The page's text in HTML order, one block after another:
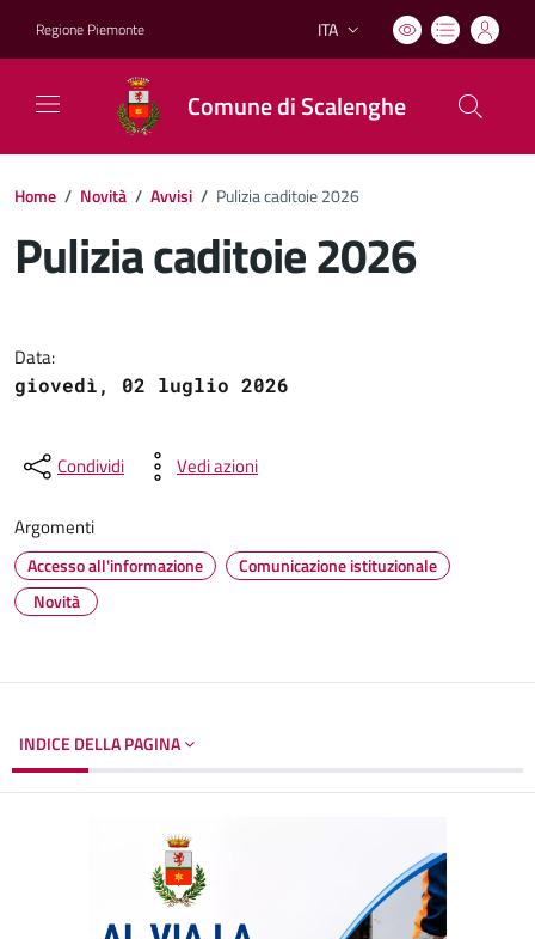
Regione Piemonte Lingua attiva:
ITA
Comune di Scalenghe
Home / Novità / Avvisi / Pulizia caditoie 2026
Pulizia caditoie 2026
Data:
giovedì, 02 luglio 2026
Condividi Vedi azioni
Argomenti
Accesso all'informazione
Comunicazione istituzionale
Novità
INDICE DELLA PAGINA